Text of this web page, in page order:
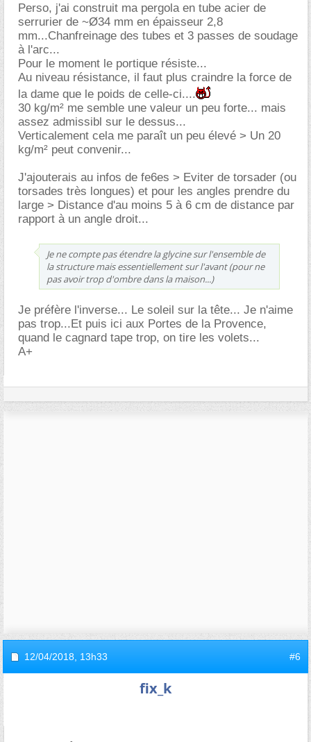
Perso, j'ai construit ma pergola en tube acier de
serrurier de ~Ø34 mm en épaisseur 2,8
mm...Chanfreinage des tubes et 3 passes de soudage
à l'arc...
Pour le moment le portique résiste...
Au niveau résistance, il faut plus craindre la force de
la dame que le poids de celle-ci....
30 kg/m² me semble une valeur un peu forte... mais
assez admissibl sur le dessus...
Verticalement cela me paraît un peu élevé > Un 20
kg/m² peut convenir...
J'ajouterais au infos de fe6es > Eviter de torsader (ou
torsades très longues) et pour les angles prendre du
large > Distance d'au moins 5 à 6 cm de distance par
rapport à un angle droit...
Je ne compte pas étendre la glycine sur l'ensemble de
la structure mais essentiellement sur l'avant (pour ne
pas avoir trop d'ombre dans la maison...)
Je préfère l'inverse... Le soleil sur la tête... Je n'aime
pas trop...Et puis ici aux Portes de la Provence,
quand le cagnard tape trop, on tire les volets...
A+
12/04/2018, 13h33 #6
fix_k